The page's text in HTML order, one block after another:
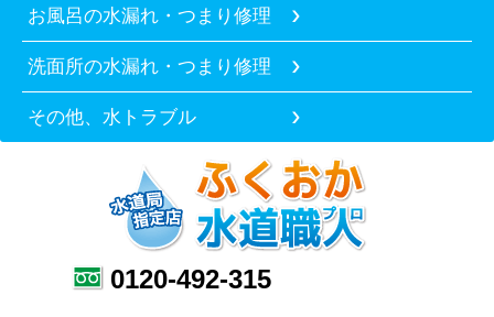
お風呂の水漏れ・つまり修理
洗面所の水漏れ・つまり修理
その他、水トラブル
0120-492-315